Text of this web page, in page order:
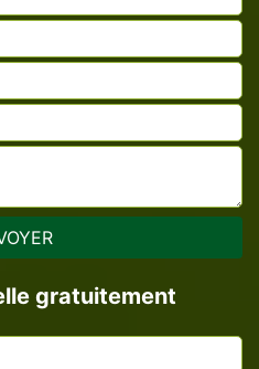
gratuitement